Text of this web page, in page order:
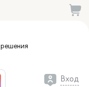
решения
Вход